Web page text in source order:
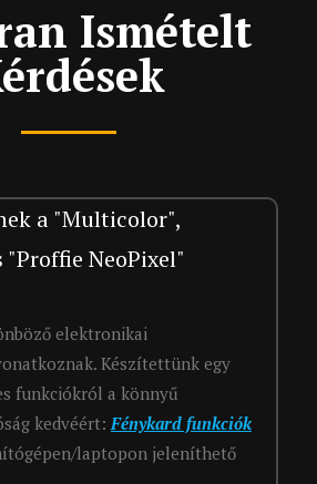
Ismételt
a "Multicolor",
"Proffie NeoPixel"
elektronikai
Készítettünk egy
funkciókról a könnyű
kedvéért:Fénykard funkciók
laptopon jeleníthető